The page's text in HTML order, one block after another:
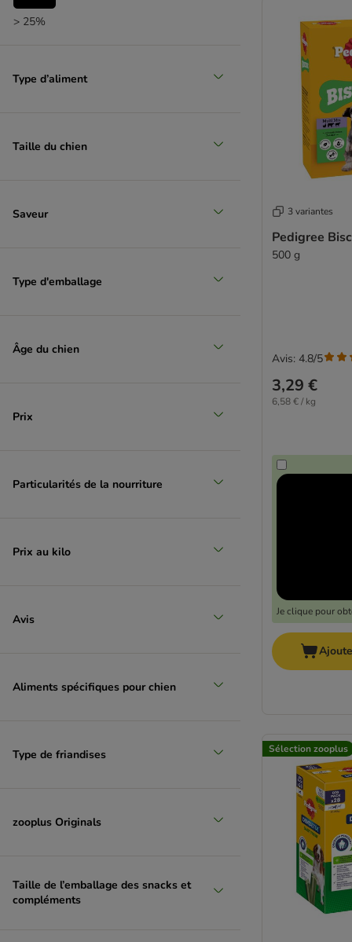
Yarrah
> 25%
(4)
Type d’aliment
Taille du chien
Saveur
Type d'emballage
Âge du chien
Prix
Particularités de la nourriture
Prix au kilo
Avis
Aliments spécifiques pour chien
Type de friandises
zooplus Originals
Taille de l’emballage des snacks et
compléments
3 variantes
Pedigree
500 g
3,29 €
6,58 € / kg
Je clique pour
Avis: 4.8/5
Sélection zooplus